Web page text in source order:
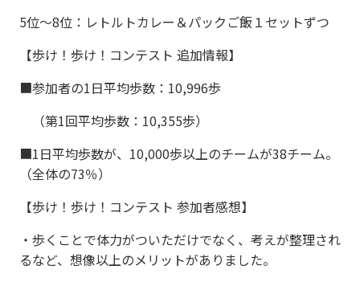
5位～8位：レトルトカレー＆パックご飯１セットずつ
【歩け！歩け！コンテスト 追加情報】
■参加者の1日平均歩数：10,996歩
（第1回平均歩数：10,355歩）
■1日平均歩数が、10,000歩以上のチームが38チーム。
（全体の73％）
【歩け！歩け！コンテスト 参加者感想】
・歩くことで体力がついただけでなく、考えが整理され
るなど、想像以上のメリットがありました。